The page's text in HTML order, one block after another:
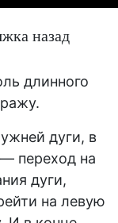
назад
длинного
дуги, в
переход на
дуги,
на левую